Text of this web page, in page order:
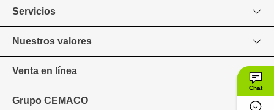
Servicios
Nuestros valores
Venta en línea
Grupo CEMACO
Chat